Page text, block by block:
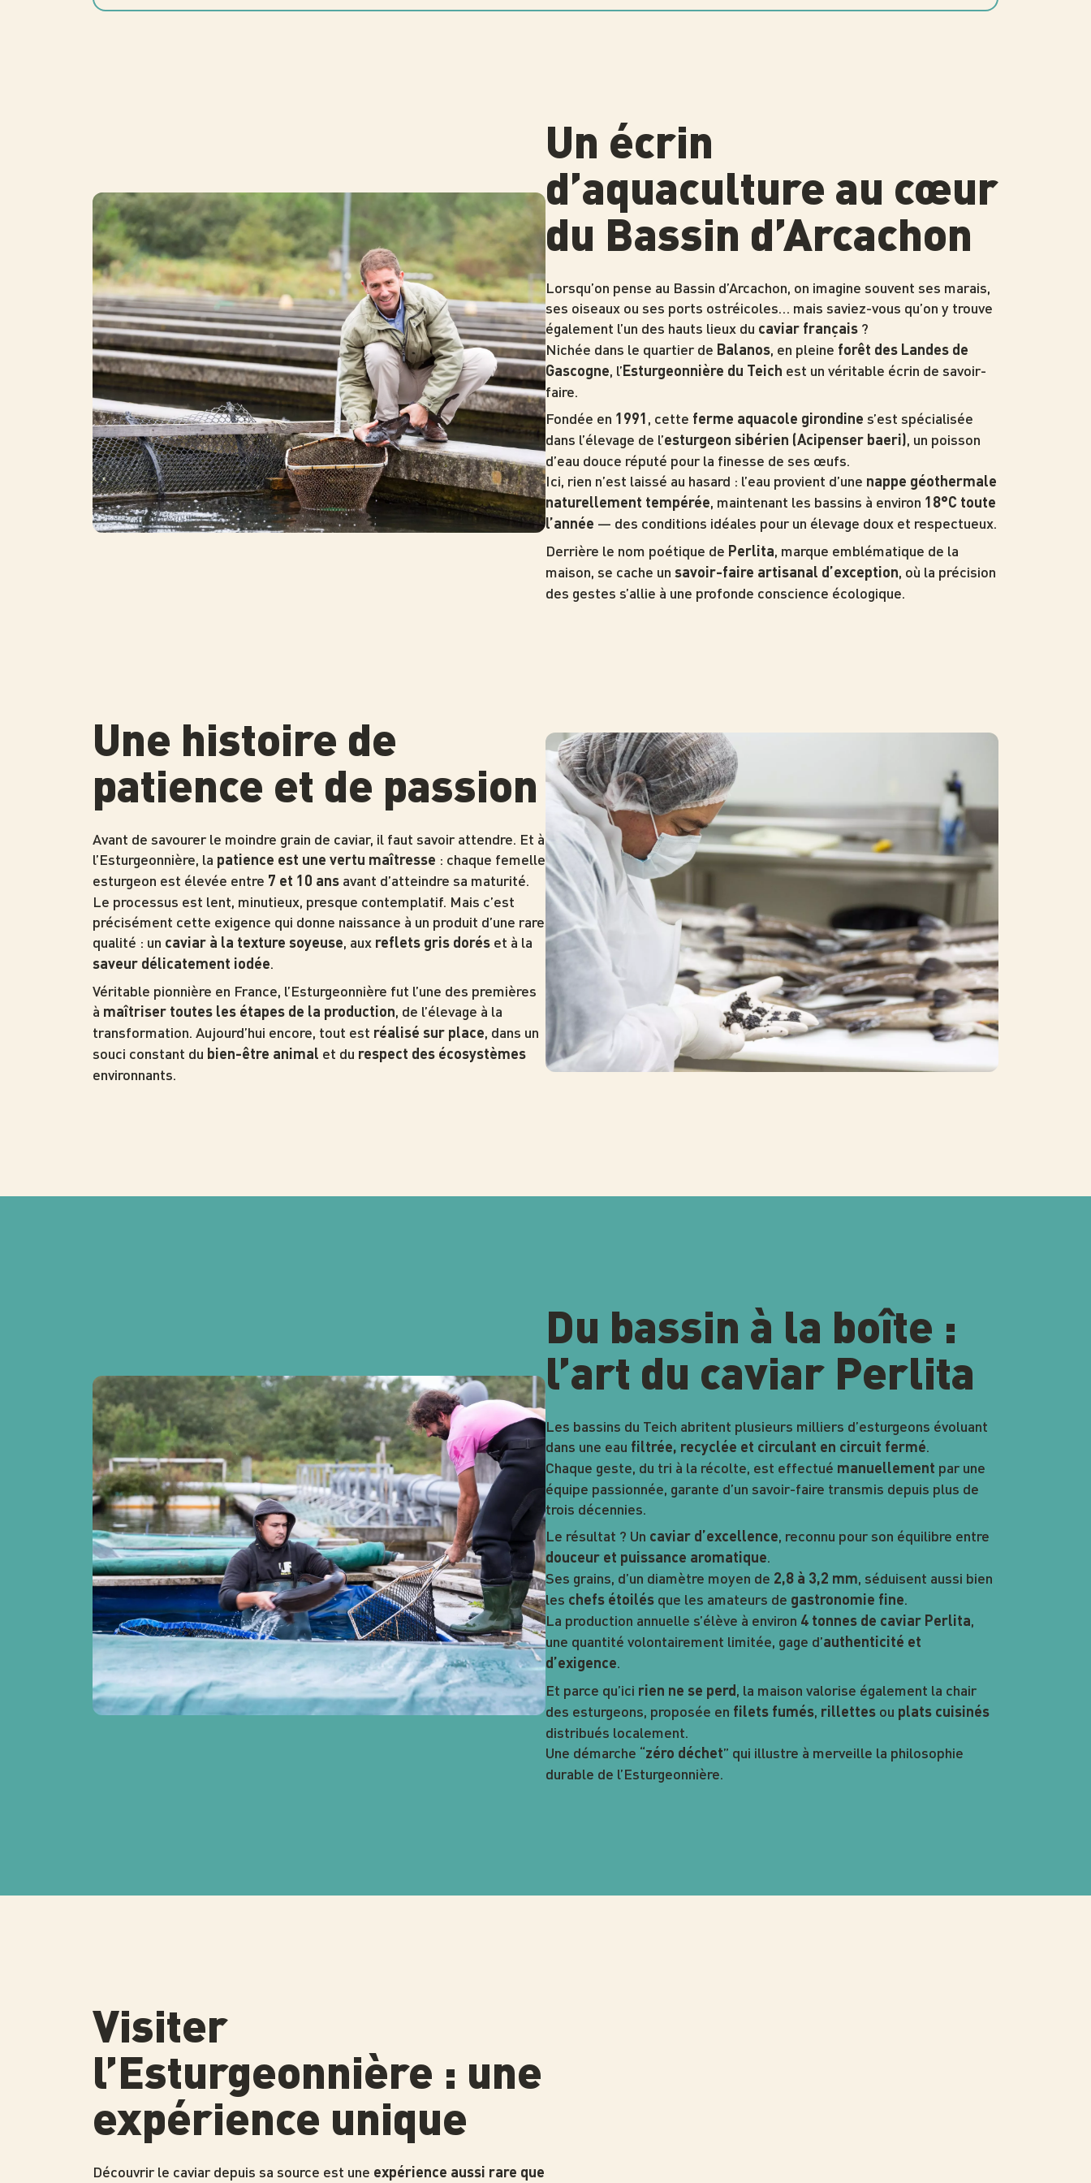
Photo
Un écrin
d’aquaculture au cœur
du Bassin d’Arcachon
Lorsqu’on pense au Bassin d’Arcachon, on imagine souvent ses marais,
ses oiseaux ou ses ports ostréicoles… mais saviez-vous qu’on y trouve
également l’un des hauts lieux du caviar français ?
Nichée dans le quartier de Balanos, en pleine forêt des Landes de
Gascogne, l’Esturgeonnière du Teich est un véritable écrin de savoir-
faire.
Fondée en 1991, cette ferme aquacole girondine s’est spécialisée
dans l’élevage de l’esturgeon sibérien (Acipenser baeri), un poisson
d’eau douce réputé pour la finesse de ses œufs.
Ici, rien n’est laissé au hasard : l’eau provient d’une nappe géothermale
naturellement tempérée, maintenant les bassins à environ 18°C toute
l’année — des conditions idéales pour un élevage doux et respectueux.
Derrière le nom poétique de Perlita, marque emblématique de la
maison, se cache un savoir-faire artisanal d’exception, où la précision
des gestes s’allie à une profonde conscience écologique.
Une histoire de
patience et de passion
Avant de savourer le moindre grain de caviar, il faut savoir attendre. Et à
l’Esturgeonnière, la patience est une vertu maîtresse : chaque femelle
esturgeon est élevée entre 7 et 10 ans avant d’atteindre sa maturité.
Le processus est lent, minutieux, presque contemplatif. Mais c’est
précisément cette exigence qui donne naissance à un produit d’une rare
qualité : un caviar à la texture soyeuse, aux reflets gris dorés et à la
saveur délicatement iodée.
Véritable pionnière en France, l’Esturgeonnière fut l’une des premières
à maîtriser toutes les étapes de la production, de l’élevage à la
transformation. Aujourd’hui encore, tout est réalisé sur place, dans un
souci constant du bien-être animal et du respect des écosystèmes
environnants.
Photo
Photo
Du bassin à la boîte :
l’art du caviar Perlita
Les bassins du Teich abritent plusieurs milliers d’esturgeons évoluant
dans une eau filtrée, recyclée et circulant en circuit fermé.
Chaque geste, du tri à la récolte, est effectué manuellement par une
équipe passionnée, garante d’un savoir-faire transmis depuis plus de
trois décennies.
Le résultat ? Un caviar d’excellence, reconnu pour son équilibre entre
douceur et puissance aromatique.
Ses grains, d’un diamètre moyen de 2,8 à 3,2 mm, séduisent aussi bien
les chefs étoilés que les amateurs de gastronomie fine.
La production annuelle s’élève à environ 4 tonnes de caviar Perlita,
une quantité volontairement limitée, gage d’authenticité et
d’exigence.
Et parce qu’ici rien ne se perd, la maison valorise également la chair
des esturgeons, proposée en filets fumés, rillettes ou plats cuisinés
distribués localement.
Une démarche “zéro déchet” qui illustre à merveille la philosophie
durable de l’Esturgeonnière.
Visiter
l’Esturgeonnière : une
expérience unique
Découvrir le caviar depuis sa source est une expérience aussi rare que